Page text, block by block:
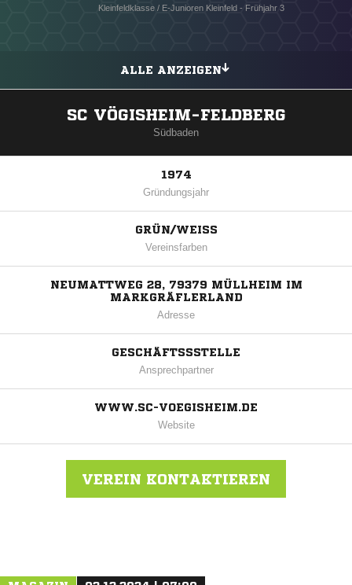
Kleinfeldklasse / E-Junioren Kleinfeld - Frühjahr 3
ALLE ANZEIGEN
SC VÖGISHEIM-FELDBERG
Südbaden
1974
Gründungsjahr
GRÜN/WEISS
Vereinsfarben
NEUMATTWEG 28, 79379 MÜLLHEIM IM
MARKGRÄFLERLAND
Adresse
GESCHÄFTSSSTELLE
Ansprechpartner
WWW.SC-VOEGISHEIM.DE
Website
VEREIN KONTAKTIEREN